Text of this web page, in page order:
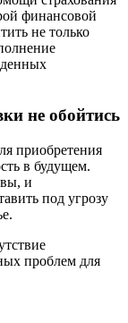
финансовой
не только
не обойтись
приобретения
в будущем.
и
под угрозу
проблем для